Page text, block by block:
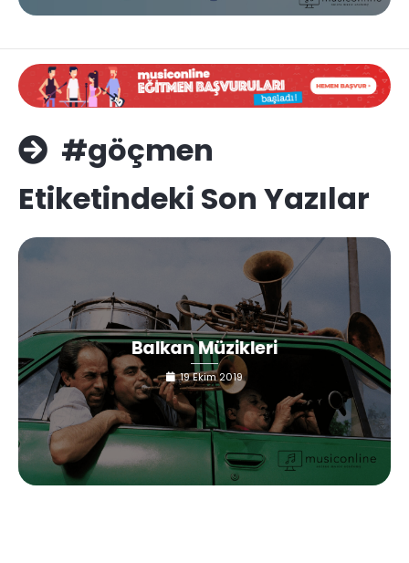
#göçmen
Etiketindeki Son Yazılar
Balkan Müzikleri
19 Ekim 2019